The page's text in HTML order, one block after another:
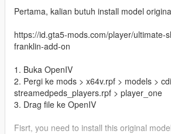
Pertama, kalian butuh install model
https://id.gta5-mods.com/player/ultimate-
franklin-add-on
1. Buka OpenIV
2. Pergi ke mods > x64v.rpf > models >
streamedpeds_players.rpf > player_one
3. Drag file ke OpenIV
Fisrt, you need to install this original